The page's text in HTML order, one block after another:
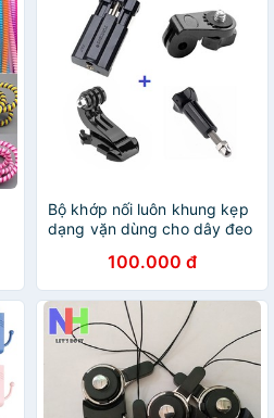
Bộ khớp nối luôn khung kẹp
dạng vặn dùng cho dây đeo
100.000 đ